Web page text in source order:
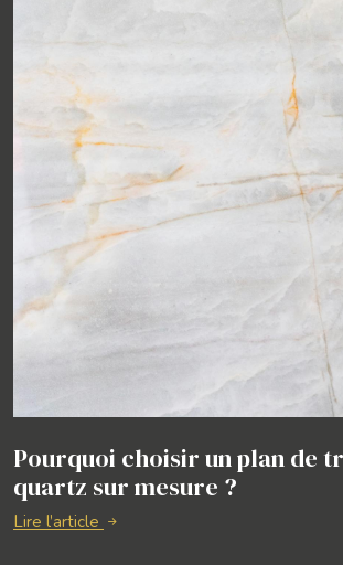
Pourquoi choisir un plan de
quartz sur mesure ?
Lire l’article